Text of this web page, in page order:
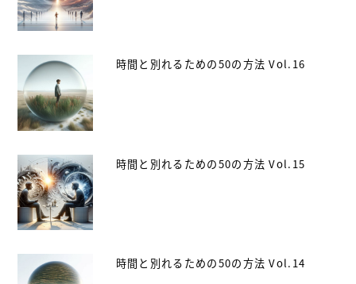
時間と別れるための50の方法 Vol.16
時間と別れるための50の方法 Vol.15
時間と別れるための50の方法 Vol.14